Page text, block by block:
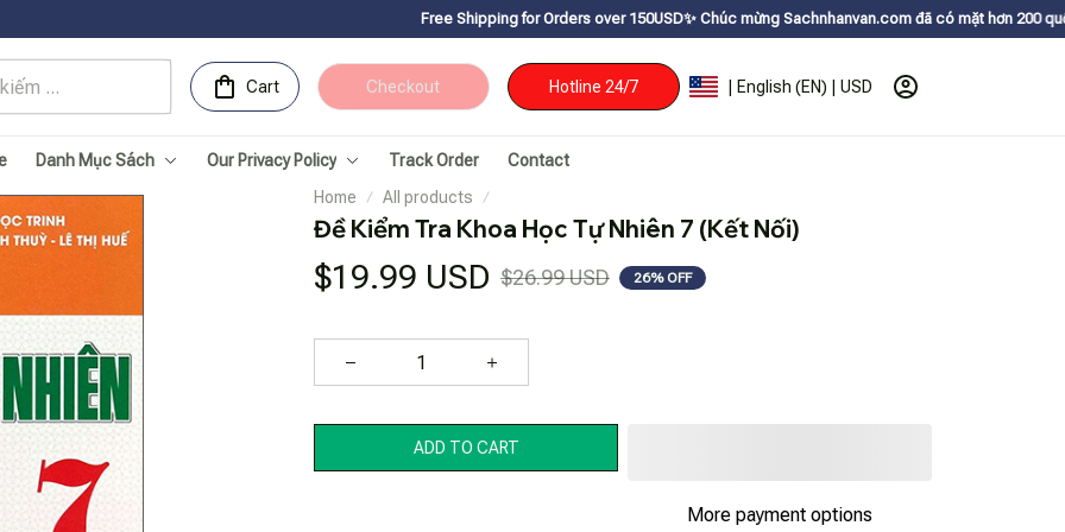
Free Shipping for Orders over 150USDㅤ✨ Chúc mừng Sachnhanvan.com đã có mặt hơn 200 quốc gia như Mỹ,
Cart Checkout Hotline 24/7 | English (EN) | USD
Danh Mục Sách Our Privacy Policy Track Order
Contact
Home
All products
Đề Kiểm Tra Khoa Học Tự Nhiên 7 (Kết Nối)
$19.99 USD $26.99 USD 26% OFF
ADD TO CART
More payment options